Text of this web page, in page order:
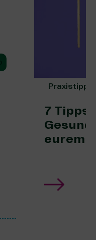
Praxistipp
7 Tipps
eurem